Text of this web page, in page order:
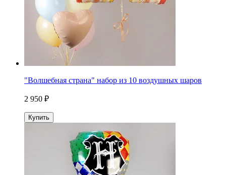
"Волшебная страна" набор из 10 воздушных шаров
2 950 ₽
Купить